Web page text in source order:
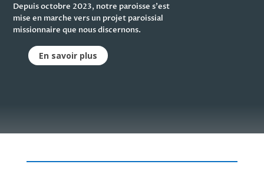
Depuis octobre 2023, notre paroisse s'est
mise en marche vers un projet paroissial
missionnaire que nous discernons.
En savoir plus